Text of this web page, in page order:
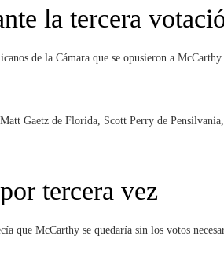
la tercera
de la Cámara que se opusieron a
Gaetz de Florida, Scott Perry de
tercera vez
que McCarthy se quedaría sin los votos